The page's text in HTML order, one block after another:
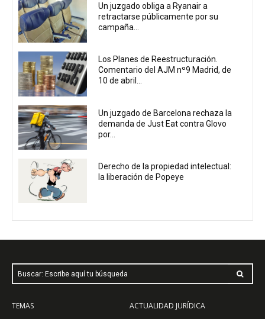
Un juzgado obliga a Ryanair a
retractarse públicamente por su
campaña...
Los Planes de Reestructuración.
Comentario del AJM nº9 Madrid, de
10 de abril...
Un juzgado de Barcelona rechaza la
demanda de Just Eat contra Glovo
por...
Derecho de la propiedad intelectual:
la liberación de Popeye
Buscar: Escribe aquí tu búsqueda
TEMAS
ACTUALIDAD JURÍDICA